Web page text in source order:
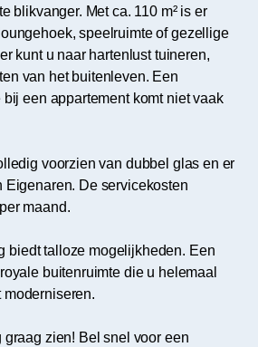
blikvanger. Met ca. 110 m² is er
speelruimte of gezellige
kunt u naar hartenlust tuineren,
van het buitenleven. Een
een appartement komt niet vaak
voorzien van dubbel glas en er
Eigenaren. De servicekosten
maand.
biedt talloze mogelijkheden. Een
buitenruimte die u helemaal
zien! Bel snel voor een